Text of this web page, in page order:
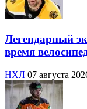
Легендарный
время
НХЛ 07 августа